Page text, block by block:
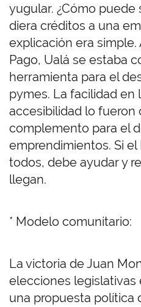
yugular. ¿Cómo puede
diera créditos a una
explicación era
Pago, Ualá se estaba
herramienta para el
pymes. La facilidad en
accesibilidad lo fueron
complemento para el
emprendimientos. Si
todos, debe ayudar y
llegan.
* Modelo comunitario:
La victoria de Juan
elecciones legislativas
una propuesta política